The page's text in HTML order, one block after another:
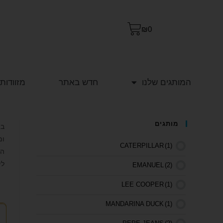
₪0
המותגים שלנו חדש באתר מזוודות
מותגים
CATERPILLAR (1)
EMANUEL (2)
LEE COOPER (1)
MANDARINA DUCK (1)